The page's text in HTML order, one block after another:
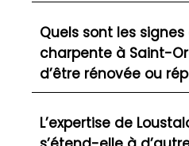
Quels sont les signes
charpente à Saint-
d’être rénovée ou
L’expertise de